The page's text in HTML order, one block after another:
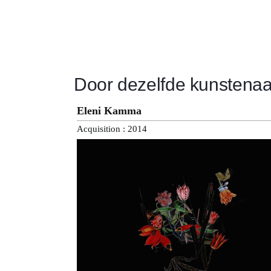
Door dezelfde
Eleni Kamma
Acquisition : 2014